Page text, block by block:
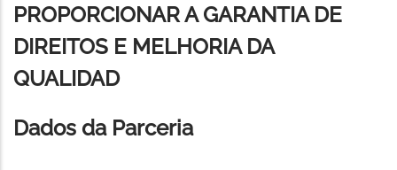
PROPORCIONAR A GARANTIA DE
DIREITOS E MELHORIA DA
QUALIDAD
Dados da Parceria